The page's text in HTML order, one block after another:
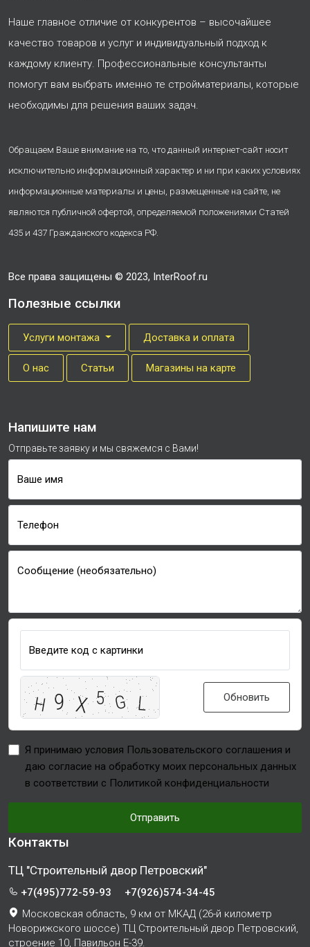
Наше главное отличие от конкурентов – высочайшее
качество товаров и услуг и индивидуальный подход к
каждому клиенту. Профессиональные консультанты
помогут вам выбрать именно те стройматериалы, которые
необходимы для решения ваших задач.
Обращаем Ваше внимание на то, что данный интернет-сайт носит
исключительно информационный характер и ни при каких условиях
информационные материалы и цены, размещенные на сайте, не
являются публичной офертой, определяемой положениями Статей
435 и 437 Гражданского кодекса РФ.
Все права защищены © 2023, InterRoof.ru
Полезные ссылки
Услуги монтажа Доставка и оплата
О нас Cтатьи Магазины на карте
Напишите нам
Отправьте заявку и мы свяжемся с Вами!
Ваше имя
Телефон
Сообщение (необязательно)
Введите код с картинки
Обновить
Я принимаю условия Пользовательского соглашения и
даю согласие на обработку моих персональных данных
в соответствии с Политикой конфиденциальности
Отправить
Контакты
ТЦ "Строительный двор Петровский"
+7(495)772-59-93
+7(926)574-34-45
Московская область, 9 км от МКАД (26-й километр
Новорижского шоссе) ТЦ Строительный двор Петровский,
строение 10, Павильон Е-39.